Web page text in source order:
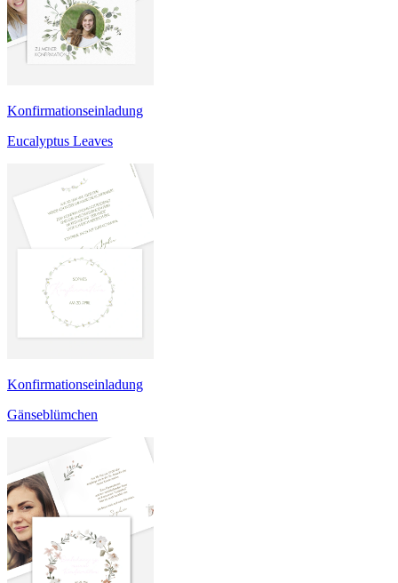
Konfirmationseinladung
Eucalyptus Leaves
Konfirmationseinladung
Gänseblümchen